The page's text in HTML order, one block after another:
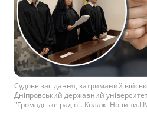
Судове засідання, затриманий
Дніпровський державний
"Громадське радіо". Колаж: